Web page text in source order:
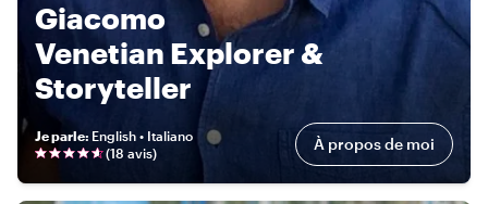
Giacomo
Venetian Explorer &
Storyteller
Je parle: English • Italiano
(18 avis) À propos de moi